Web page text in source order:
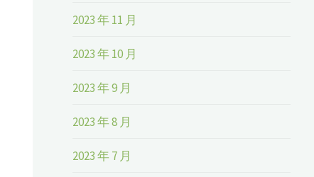
2023 年 11 月
2023 年 10 月
2023 年 9 月
2023 年 8 月
2023 年 7 月